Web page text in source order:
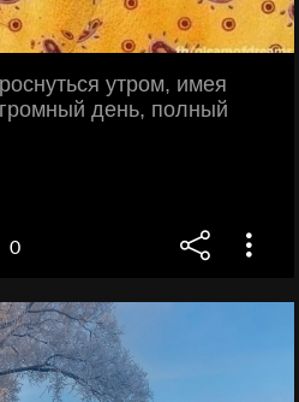
утром, имея
день, полный
0